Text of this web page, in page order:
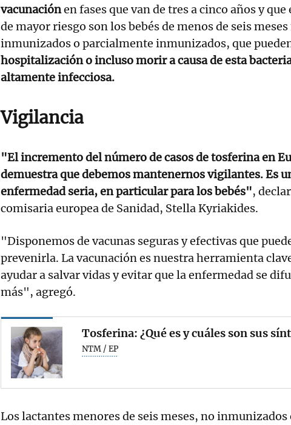
vacunaciónen fases que van de tres a cinco años y que
de mayor riesgo son los bebés de menos de seis meses
inmunizados o parcialmente inmunizados, que
hospitalización o incluso morir a causa de esta
altamente infecciosa.
Vigilancia
"El incremento del número de casos de tosferina en
demuestra que debemos mantenernos vigilantes. Es
enfermedad seria, en particular para los bebés",
comisaria europea de Sanidad, Stella Kyriakides.
"Disponemos de vacunas seguras y efectivas que
prevenirla. La vacunación es nuestra herramienta
ayudar a salvar vidas y evitar que la enfermedad se
más", agregó.
Tosferina: ¿Qué es y cuáles son sus
NTM / EP
Los lactantes menores de seis meses, no inmunizados